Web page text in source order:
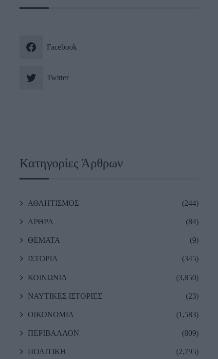
Facebook
Twitter
Κατηγορίες Άρθρων
ΑΘΛΗΤΙΣΜΟΣ (244)
ΑΡΘΡΑ (84)
ΘΕΜΑΤΑ (9)
ΙΣΤΟΡΙΑ (345)
ΚΟΙΝΩΝΙΑ (3,850)
ΝΑΥΤΙΚΕΣ ΙΣΤΟΡΙΕΣ (23)
ΟΙΚΟΝΟΜΙΑ (1,583)
ΠΕΡΙΒΑΛΛΟΝ (809)
ΠΟΛΙΤΙΚΗ (2,795)